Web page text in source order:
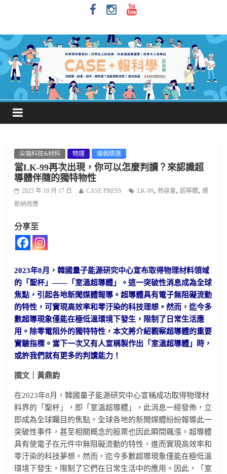
尖端科技&材料 物理 編輯精選
當LK-99再次出現，你可以怎麼判讀？來認識超
導體伴隨的獨特物性
2023 年 10 月 17 日 CASE PRESS LK-99,熱容量,超導體,邁
斯納效應
分享至
2023年8月，韓國量子能源研究中心宣布取得物理材料領域
的「聖杯」——「室溫超導體」。這一突破性消息成為全球
焦點，引起各地新聞媒體報導。超導體具有電子無阻礙流動
的特性，可實現高效率和零汙染的科技理想。然而，迄今多
數超導現象僅能在極低溫環境下發生，限制了日常生活應
用。除零電阻外的獨特特性，本文將介紹觀察超導體的重要
實驗指標。當下一次又有人宣稱製作出「室溫超導體」時，
或許我們就有更多的判讀能力！
撰文｜黃鼎鈞
在2023年8月，韓國量子能源研究中心宣稱成功取得物理材
料界的「聖杯」，即「室溫超導體」，此消息一經發佈，立
即成為全球矚目的焦點。全球各地的新聞媒體紛紛報導此一
突破性事件，甚至相關概念的股票也因此瞬間飆漲。超導體
具有使電子在元件中無阻礙流動的特性，進而實現高效率和
零汙染的科技夢想。然而，迄今多數超導現象僅能在極低溫
環境下發生，限制了它們在日常生活中的應用。因此，「室